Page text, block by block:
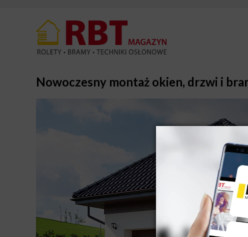
Nowoczesny montaż okien, drzwi i